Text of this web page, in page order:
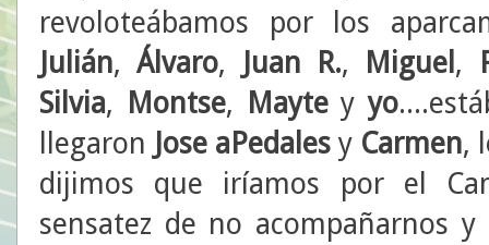
revoloteábamos por los
Julián,Álvaro, Juan R., Miguel ,
Silvia, Montse, Mayteyyo
llegaron Jose aPedalesy Carmen,
dijimos que iríamos por el
sensatez de no acompañarnos